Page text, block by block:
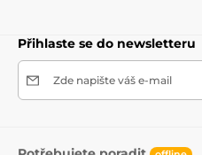
Přihlaste se do newsletteru
Zde napište váš e-mail